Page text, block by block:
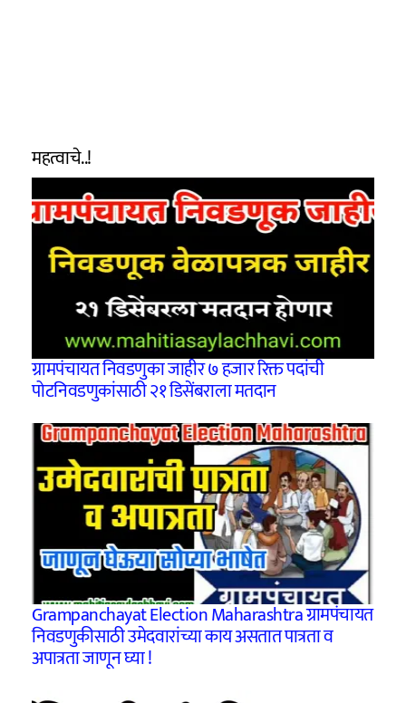
महत्वाचे..!
ग्रामपंचायत निवडणुका जाहीर ७ हजार रिक्त पदांची
पोटनिवडणुकांसाठी २१ डिसेंबराला मतदान
Grampanchayat Election Maharashtra ग्रामपंचायत
निवडणुकीसाठी उमेदवारांच्या काय असतात पात्रता व
अपात्रता जाणून घ्या !